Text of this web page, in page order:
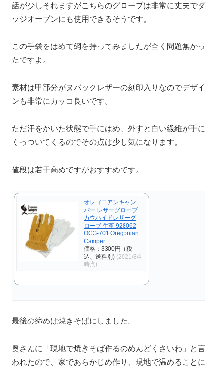
話が少しそれますがこちらのグローブは非常に丈夫でダ
ッジオーブンにも使用できるそうです。
この手袋をはめて網を持ってみましたが全く問題無かっ
たですよ。
素材は甲部分がヌバックレザーの刻印入りなのでデザイ
ンも非常にカッコ良いです。
ただ汗をかいた状態で手にはめ、外すと白い繊維が手に
くっついてくるのでその点は少し気になります。
値段は若干高めですがおすすめです。
オレゴニアンキャン
パー レザーグローブ
カウハイドレザーグ
ローブ 牛革 928062
OCG-701 Oregonian
Camper
価格：3300円（税
込、送料別) (2021/8/4
時点)
最後の締めは焼きそばにしました。
奥さんに「現地で焼きそば作るのめんどくさいわ」と言
われたので、家であらかじめ作り、現地で温めることに